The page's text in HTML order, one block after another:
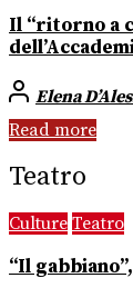
Il “ritorno a
Elena
Read more
Teatro
Culture Teatro
“Il